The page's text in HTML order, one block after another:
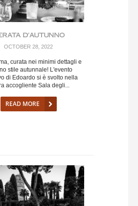
D’AUTUNNO
OCTOBER 28, 2022
curata nei minimi dettagli e
stile autunnale! L'evento
di Edoardo si è svolto nella
accogliente Sala degli...
READ MORE